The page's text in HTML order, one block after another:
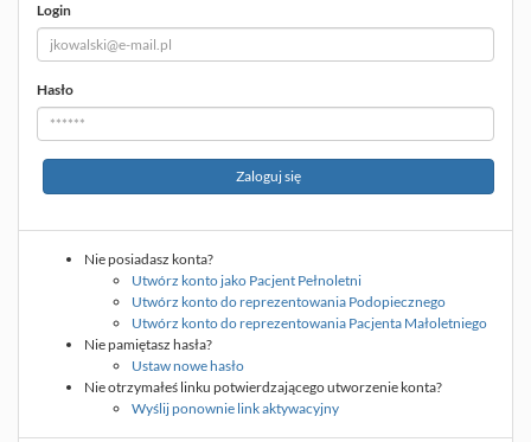
Login
Hasło
Zaloguj się
Nie posiadasz konta?
Utwórz konto jako Pacjent Pełnoletni
Utwórz konto do reprezentowania Podopiecznego
Utwórz konto do reprezentowania Pacjenta Małoletniego
Nie pamiętasz hasła?
Ustaw nowe hasło
Nie otrzymałeś linku potwierdzającego utworzenie konta?
Wyślij ponownie link aktywacyjny